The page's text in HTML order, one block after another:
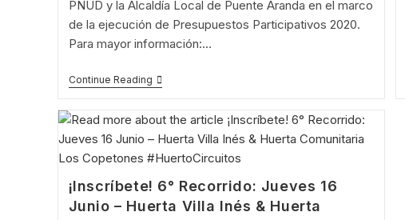
PNUD y la Alcaldía Local de Puente Aranda en el marco
de la ejecución de Presupuestos Participativos 2020.
Para mayor información:…
Continue Reading¡Inscríbete!
8°
Lunes
20
Junio
Circuito
Puente
Aranda
¡Inscríbete! 6° Recorrido: Jueves 16
Junio – Huerta Villa Inés & Huerta